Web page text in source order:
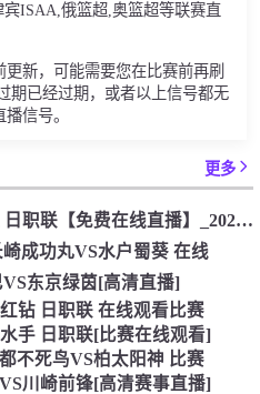
ISAA,俄篮超,奥篮超等联赛直
更新，可能需要您在比赛前再刷
期已经过期，或者以上信号都无
信号。
更多
名古屋鲸鱼VS町田泽维亚 日职联【免费在线直播】_2026年
成功丸VS水户蜀葵 在线
东京绿茵[高清直播]
钻 日职联 在线观看比赛
手 日职联[比赛在线观看]
不死鸟VS柏太阳神 比赛
川崎前锋[高清赛事直播]